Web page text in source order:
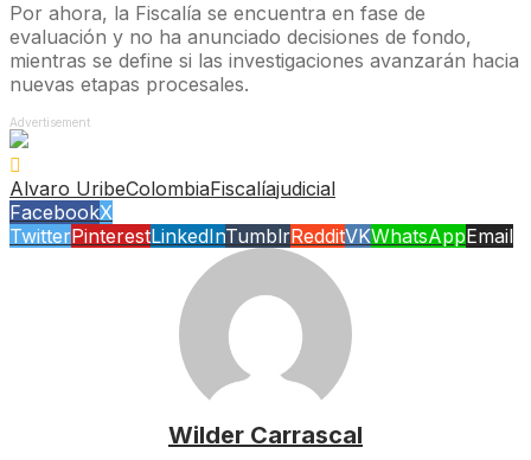
Por ahora, la Fiscalía se encuentra en fase de
evaluación y no ha anunciado decisiones de fondo,
mientras se define si las investigaciones avanzarán hacia
nuevas etapas procesales.
Advertisement
Alvaro UribeColombiaFiscalíajudicial
FacebookX
TwitterPinterestLinkedInTumblrRedditVKWhatsAppEmail
Wilder Carrascal